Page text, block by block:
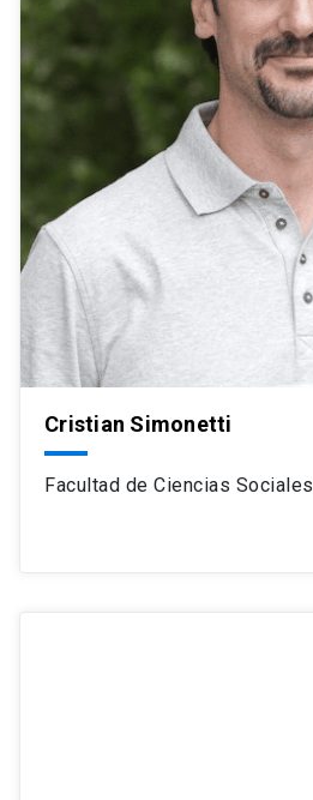
Cristian Simonetti
Facultad de Ciencias Sociales